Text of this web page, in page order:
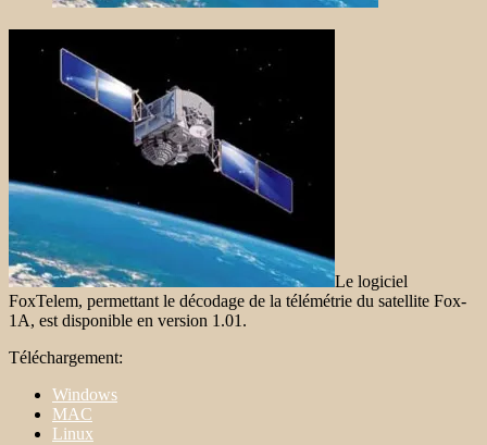
Le logiciel
FoxTelem, permettant le décodage de la télémétrie du satellite Fox-
1A, est disponible en version 1.01.
Téléchargement:
Windows
MAC
Linux